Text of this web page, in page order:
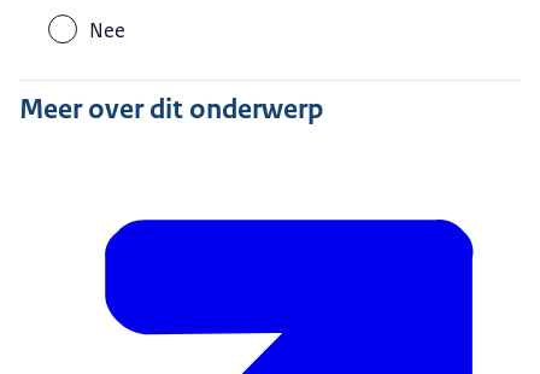
Nee
Meer over dit onderwerp